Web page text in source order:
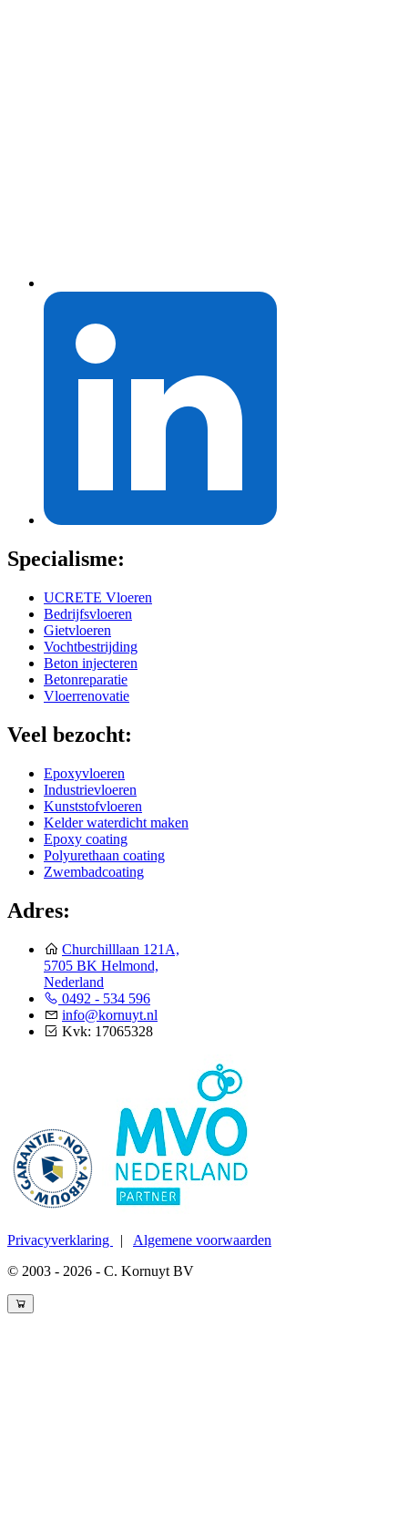
Specialisme:
UCRETE Vloeren
Bedrijfsvloeren
Gietvloeren
Vochtbestrijding
Beton injecteren
Betonreparatie
Vloerrenovatie
Veel bezocht:
Epoxyvloeren
Industrievloeren
Kunststofvloeren
Kelder waterdicht maken
Epoxy coating
Polyurethaan coating
Zwembadcoating
Adres:
Churchilllaan 121A,
5705 BK Helmond,
Nederland
0492 - 534 596
info@kornuyt.nl
Kvk: 17065328
Privacyverklaring | Algemene voorwaarden
© 2003 - 2026 - C. Kornuyt BV